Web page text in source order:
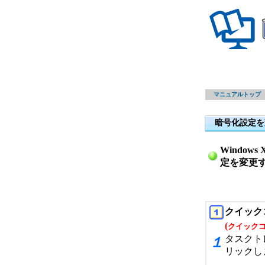
マニュアルトップ
暗号化設定
Windows
定を変更
クイッ
(クイック
１ タスク
リックし